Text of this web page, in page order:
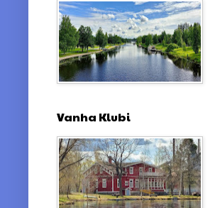
Vanha Klubi